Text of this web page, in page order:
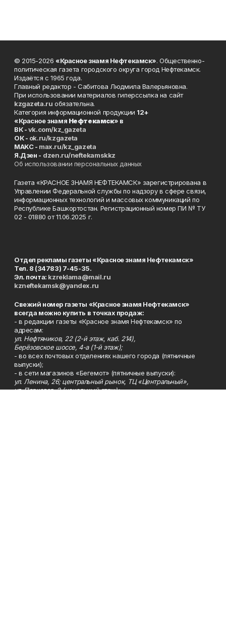
© 2015-2026 «Красное знамя Нефтекамск». Общественно-
политическая газета городского округа город Нефтекамск.
Издаётся с 1965 года.
Главный редактор - Сабитова Людмила Валерьяновна.
При использовании материалов гиперссылка на сайт
kzgazeta.ru обязательна.
Категория информационной продукции 12+
«Красное знамя Нефтекамск» в
ВК -vk.com/kz_gazeta
ОК - ok.ru/kzgazeta
MAKC - max.ru/kz_gazeta
Я.Дзен - dzen.ru/neftekamskkz
Об использовании персональных данных
Газета «КРАСНОЕ ЗНАМЯ НЕФТЕКАМСК» зарегистрирована в
Управлении Федеральной службы по надзору в сфере связи,
информационных технологий и массовых коммуникаций по
Республике Башкортостан. Регистрационный номер ПИ № ТУ
02 - 01880 от 11.06.2025 г.
Отдел рекламы газеты «Красное знамя Нефтекамск»
Тел. 8 (34783) 7-45-35.
Эл. почта: kzreklama@mail.ru
kzneftekamsk@yandex.ru
Свежий номер газеты «Красное знамя Нефтекамск»
всегда можно купить в точках продаж:
- в редакции газеты «Красное знамя Нефтекамск» по
адресам:
ул. Нефтяников, 22 (2-й этаж, каб. 214),
Берёзовское шоссе, 4-а (1-й этаж);
- во всех почтовых отделениях нашего города (пятничные
выпуски);
- в сети магазинов «Бегемот» (пятничные выпуски):
ул. Ленина, 26; центральный рынок, ТЦ «Центральный»,
ул. Парковая, 2 (цокольный этаж);